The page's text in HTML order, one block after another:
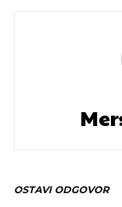
OSTAVI ODGOVOR